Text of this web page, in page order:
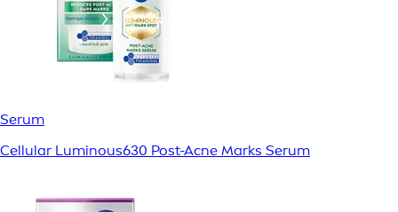
Serum
Cellular Luminous630 Post-Acne Marks Serum